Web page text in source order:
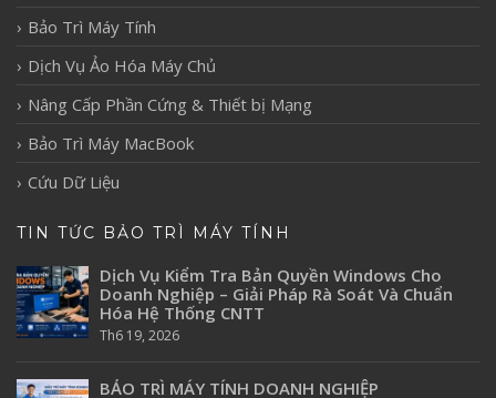
Bảo Trì Máy Tính
Dịch Vụ Ảo Hóa Máy Chủ
Nâng Cấp Phần Cứng & Thiết bị Mạng
Bảo Trì Máy MacBook
Cứu Dữ Liệu
TIN TỨC BẢO TRÌ MÁY TÍNH
Dịch Vụ Kiểm Tra Bản Quyền Windows Cho
Doanh Nghiệp – Giải Pháp Rà Soát Và Chuẩn
Hóa Hệ Thống CNTT
Th6 19, 2026
BẢO TRÌ MÁY TÍNH DOANH NGHIỆP